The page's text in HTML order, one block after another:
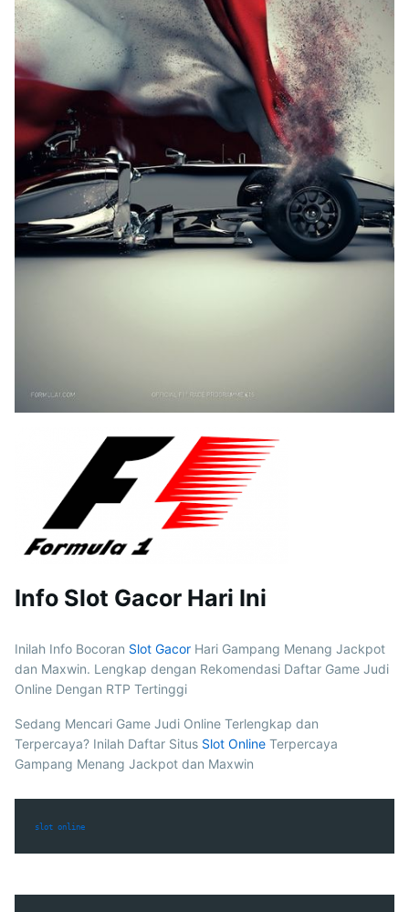
Info Slot Gacor Hari Ini
Inilah Info Bocoran Slot Gacor Hari Gampang Menang Jackpot
dan Maxwin. Lengkap dengan Rekomendasi Daftar Game Judi
Online Dengan RTP Tertinggi
Sedang Mencari Game Judi Online Terlengkap dan
Terpercaya? Inilah Daftar Situs Slot Online Terpercaya
Gampang Menang Jackpot dan Maxwin
slot online